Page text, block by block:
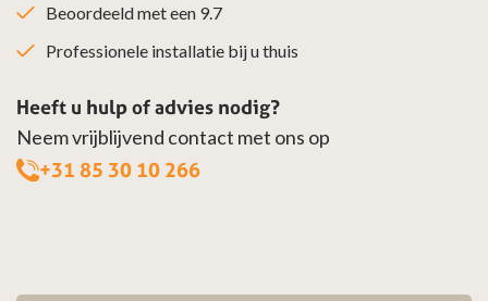
Beoordeeld met een 9.7
Professionele installatie bij u thuis
Heeft u hulp of advies nodig?
Neem vrijblijvend contact met ons op
+31 85 30 10 266